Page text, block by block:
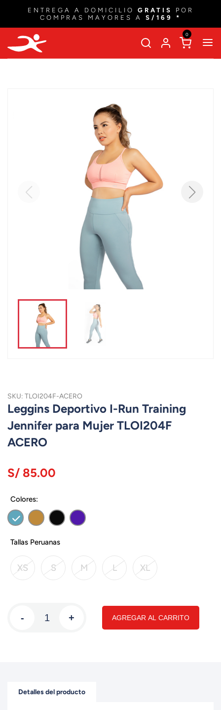
ENTREGA A DOMICILIO GRATIS
POR
COMPRAS MAYORES A S/169 *
0
SKU: TLOI204F-ACERO
Leggins Deportivo I-Run Training
Jennifer para Mujer TLOI204F
ACERO
S/ 85.00
Colores:
Tallas Peruanas
XS S M L XL
- + AGREGAR AL CARRITO
Detalles del producto